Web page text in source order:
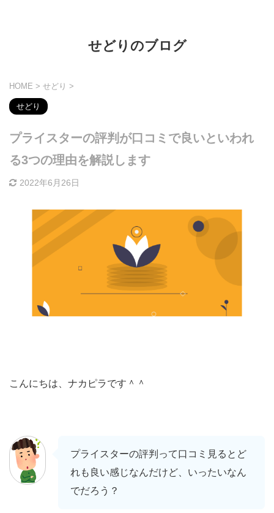
せどりのブログ
HOME > せどり >
せどり
プライスターの評判が口コミで良いといわれ
る3つの理由を解説します
2022年6月26日
こんにちは、ナカピラです＾＾
プライスターの評判って口コミ見るとど
れも良い感じなんだけど、いったいなん
でだろう？